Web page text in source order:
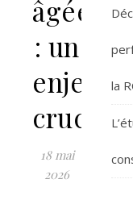
âgées
: un
enjeu
crucial
18 mai
2026
la